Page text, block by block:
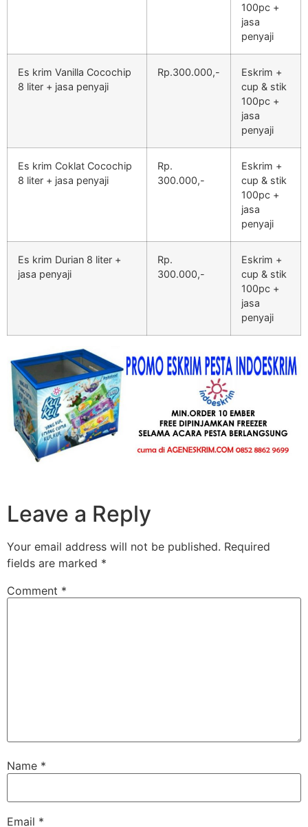
100pc +
jasa
penyaji
Es krim Vanilla Cocochip
8 liter + jasa penyaji
Rp.300.000,-
Eskrim +
cup & stik
100pc +
jasa
penyaji
Es krim Coklat Cocochip
8 liter + jasa penyaji
Rp.
300.000,-
Eskrim +
cup & stik
100pc +
jasa
penyaji
Es krim Durian 8 liter +
jasa penyaji
Rp.
300.000,-
Eskrim +
cup & stik
100pc +
jasa
penyaji
Leave a Reply
Your email address will not be published. Required
fields are marked *
Comment *
Name *
Email *